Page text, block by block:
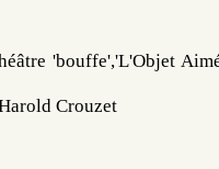
'bouffe','L'Objet
Crouzet